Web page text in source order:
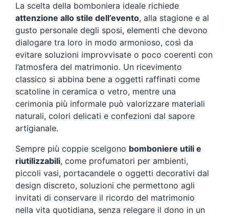
La scelta della bomboniera ideale richiede
attenzione allo stile dell’evento, alla stagione e al
gusto personale degli sposi, elementi che devono
dialogare tra loro in modo armonioso, così da
evitare soluzioni improvvisate o poco coerenti con
l’atmosfera del matrimonio. Un ricevimento
classico si abbina bene a oggetti raffinati come
scatoline in ceramica o vetro, mentre una
cerimonia più informale può valorizzare materiali
naturali, colori delicati e confezioni dal sapore
artigianale.
Sempre più coppie scelgono bomboniere utili e
riutilizzabili, come profumatori per ambienti,
piccoli vasi, portacandele o oggetti decorativi dal
design discreto, soluzioni che permettono agli
invitati di conservare il ricordo del matrimonio
nella vita quotidiana, senza relegare il dono in un